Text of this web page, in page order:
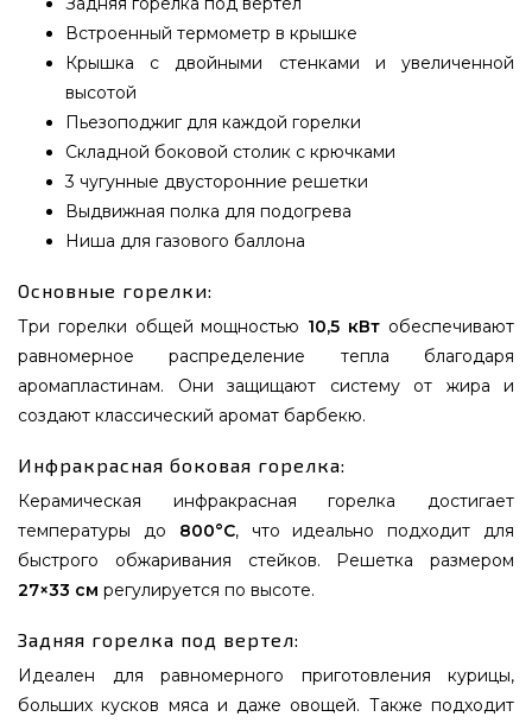
Встроенный термометр в крышке
Крышка с двойными стенками и увеличенной
высотой
Пьезоподжиг для каждой горелки
Складной боковой столик с крючками
3 чугунные двусторонние решетки
Выдвижная полка для подогрева
Ниша для газового баллона
Основные горелки:
Три горелки общей мощностью 10,5 кВт обеспечивают
равномерное распределение тепла благодаря
аромапластинам. Они защищают систему от жира и
создают классический аромат барбекю.
Инфракрасная боковая горелка:
Керамическая инфракрасная горелка достигает
температуры до 800°C, что идеально подходит для
быстрого обжаривания стейков. Решетка размером
27×33 см регулируется по высоте.
Задняя горелка под вертел:
Идеален для равномерного приготовления курицы,
больших кусков мяса и даже овощей. Также подходит